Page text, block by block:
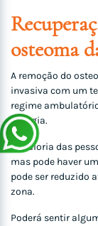
osteoma
A remoção do
invasiva com um
regime
cirurgia.
A maioria das
mas pode haver
pode ser reduzido
zona.
Poderá sentir